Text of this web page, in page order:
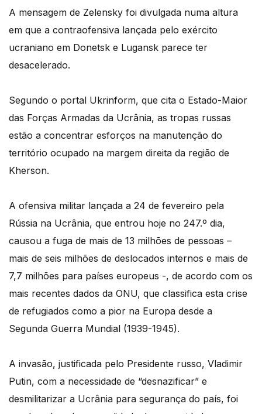
A mensagem de Zelensky foi divulgada numa altura
em que a contraofensiva lançada pelo exército
ucraniano em Donetsk e Lugansk parece ter
desacelerado.
Segundo o portal Ukrinform, que cita o Estado-Maior
das Forças Armadas da Ucrânia, as tropas russas
estão a concentrar esforços na manutenção do
território ocupado na margem direita da região de
Kherson.
A ofensiva militar lançada a 24 de fevereiro pela
Rússia na Ucrânia, que entrou hoje no 247.º dia,
causou a fuga de mais de 13 milhões de pessoas –
mais de seis milhões de deslocados internos e mais de
7,7 milhões para países europeus -, de acordo com os
mais recentes dados da ONU, que classifica esta crise
de refugiados como a pior na Europa desde a
Segunda Guerra Mundial (1939-1945).
A invasão, justificada pelo Presidente russo, Vladimir
Putin, com a necessidade de “desnazificar” e
desmilitarizar a Ucrânia para segurança do país, foi